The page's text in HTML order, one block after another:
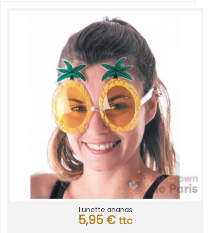
Lunette ananas
5,95 € ttc